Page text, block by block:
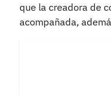
que la creadora de
acompañada,